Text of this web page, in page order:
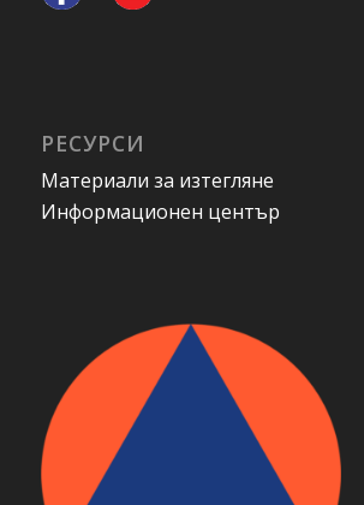
РЕСУРСИ
Материали за изтегляне
Информационен център